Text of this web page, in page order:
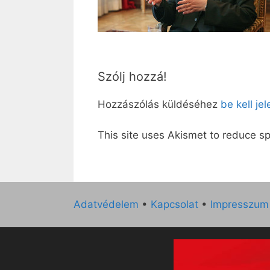
Szólj hozzá!
Hozzászólás küldéséhez be kell
This site uses Akismet to reduce
Adatvédelem • Kapcsolat • Impresszum